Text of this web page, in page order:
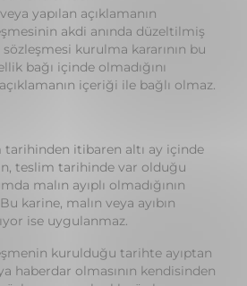
içeriği ile bağlı olmaz.
tarihinden itibaren altı ay içinde
teslim tarihinde var olduğu
malın ayıplı olmadığının
karine, malın veya ayıbın
ise uygulanmaz.
kurulduğu tarihte ayıptan
haberdar olmasının kendisinden
aykırılık söz konusu
ayıplara karşı tüketicinin
mal üzerine ya da